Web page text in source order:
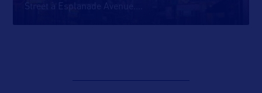
Street à Esplanade Avenue.